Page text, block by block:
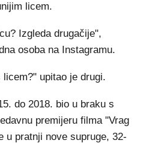
licem.
Izgleda drugačije",
osoba na Instagramu.
upitao je drugi.
do 2018. bio u braku s
premijeru filma "Vrag
u pratnji nove supruge, 32-